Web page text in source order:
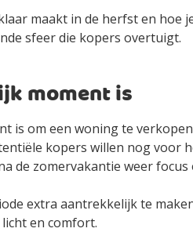
maakt in de herfst en hoe
sfeer die kopers overtuigt.
moment is
is om een woning te
kopers willen nog voor
de zomervakantie weer focus
extra aantrekkelijk te
en comfort.